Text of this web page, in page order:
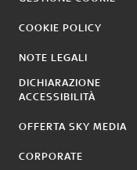
COOKIE POLICY
NOTE LEGALI
DICHIARAZIONE
ACCESSIBILITÀ
OFFERTA SKY MEDIA
CORPORATE